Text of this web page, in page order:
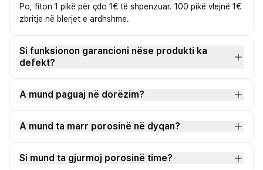
Po, fiton 1 pikë për çdo 1€ të shpenzuar. 100 pikë vlejnë 1€
zbritje në blerjet e ardhshme.
Si funksionon garancioni nëse produkti ka
defekt?
A mund paguaj në dorëzim?
A mund ta marr porosinë në dyqan?
Si mund ta gjurmoj porosinë time?